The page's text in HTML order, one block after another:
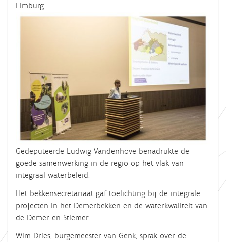
Limburg.
Gedeputeerde Ludwig Vandenhove benadrukte de
goede samenwerking in de regio op het vlak van
integraal waterbeleid.
Het bekkensecretariaat gaf toelichting bij de integrale
projecten in het Demerbekken en de waterkwaliteit van
de Demer en Stiemer.
Wim Dries, burgemeester van Genk, sprak over de